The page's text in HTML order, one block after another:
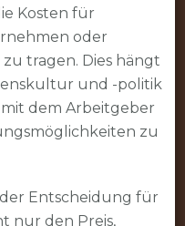
Kosten für
oder
tragen. Dies hängt
und -politik
dem Arbeitgeber
zu
Entscheidung für
nur den Preis,